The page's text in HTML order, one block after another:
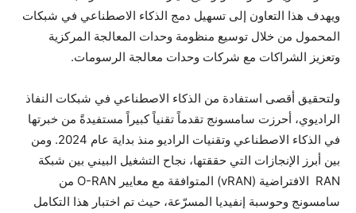
ويهدف هذا التعاون إلى تسهيل دمج الذكاء الاصطناعي في شبكات
المحمول من خلال توسيع منظومة وحدات المعالجة المركزية
وتعزيز الشراكات مع شركات وحدات معالجة الرسومات.
ولتحقيق أقصى استفادة من الذكاء الاصطناعي في شبكات النفاذ
الراديوي، أحرزت سامسونج تقدماً تقنياً كبيراً مستفيدةً من خبرتها
في الذكاء الاصطناعي وتقنيات الراديو منذ بداية عام 2024. ومن
بين أبرز الإنجازات التي حققتها، نجاح التشغيل البيني بين شبكة
RAN الافتراضية (vRAN) المتوافقة مع معايير O-RAN من
سامسونج وحوسبة إنفيديا المسرّعة، حيث تم اختبار هذا التكامل